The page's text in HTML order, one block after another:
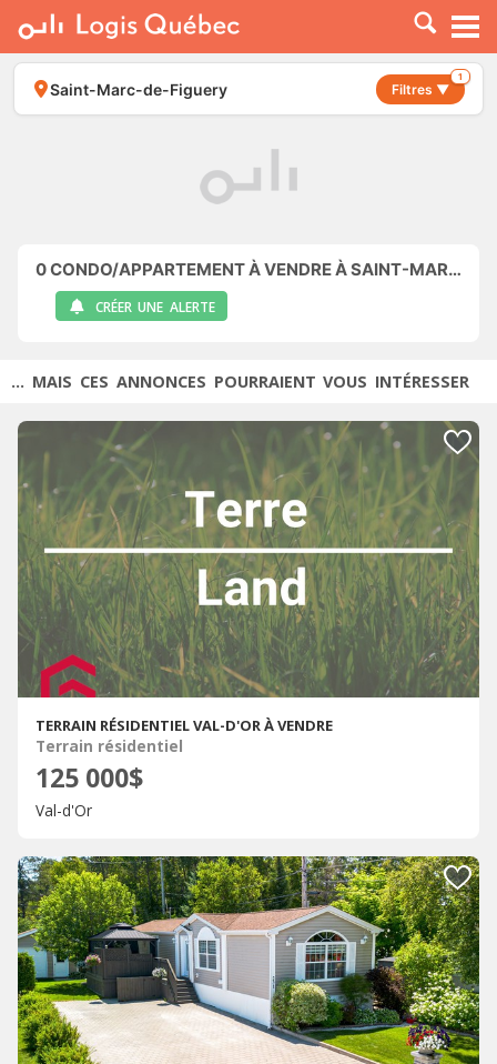
À LOUER
À VENDRE
PLACER UNE ANNONCE
Saint-Marc-de-Figuery Filtres ▼
1
0CONDO/APPARTEMENT À VENDRE À SAINT-MARC-DE-FIGUERY
CRÉER UNE ALERTE
... MAIS CES ANNONCES POURRAIENT VOUS INTÉRESSER
TERRAIN RÉSIDENTIEL VAL-D'OR À VENDRE
Terrain résidentiel
125 000$
Val-d'Or